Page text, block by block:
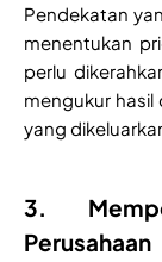
Pendekatan
menentukan
perlu
mengukur hasil
yang
3.
Perusahaan